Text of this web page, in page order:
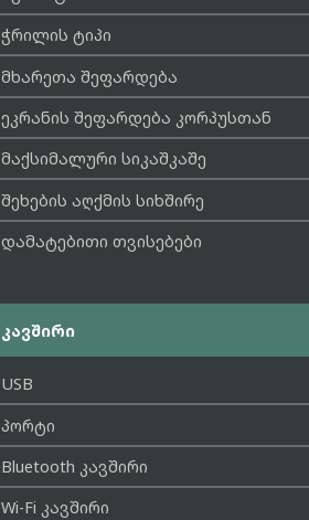
ჭრილის ტიპი
მხარეთა შეფარდება
ეკრანის შეფარდება კორპუსთან
მაქსიმალური სიკაშკაშე
შეხების აღქმის სიხშირე
დამატებითი თვისებები
კავშირი
USB
პორტი
Bluetooth კავშირი
Wi-Fi კავშირი